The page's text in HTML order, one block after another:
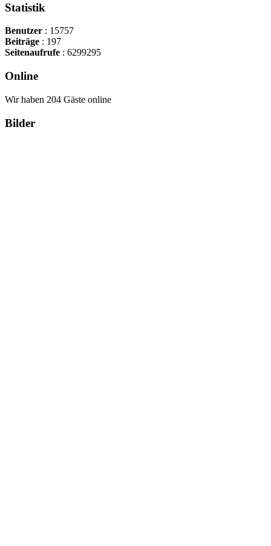
Statistik
Benutzer : 15757
Beiträge : 197
Seitenaufrufe : 6299295
Online
Wir haben 204 Gäste online
Bilder